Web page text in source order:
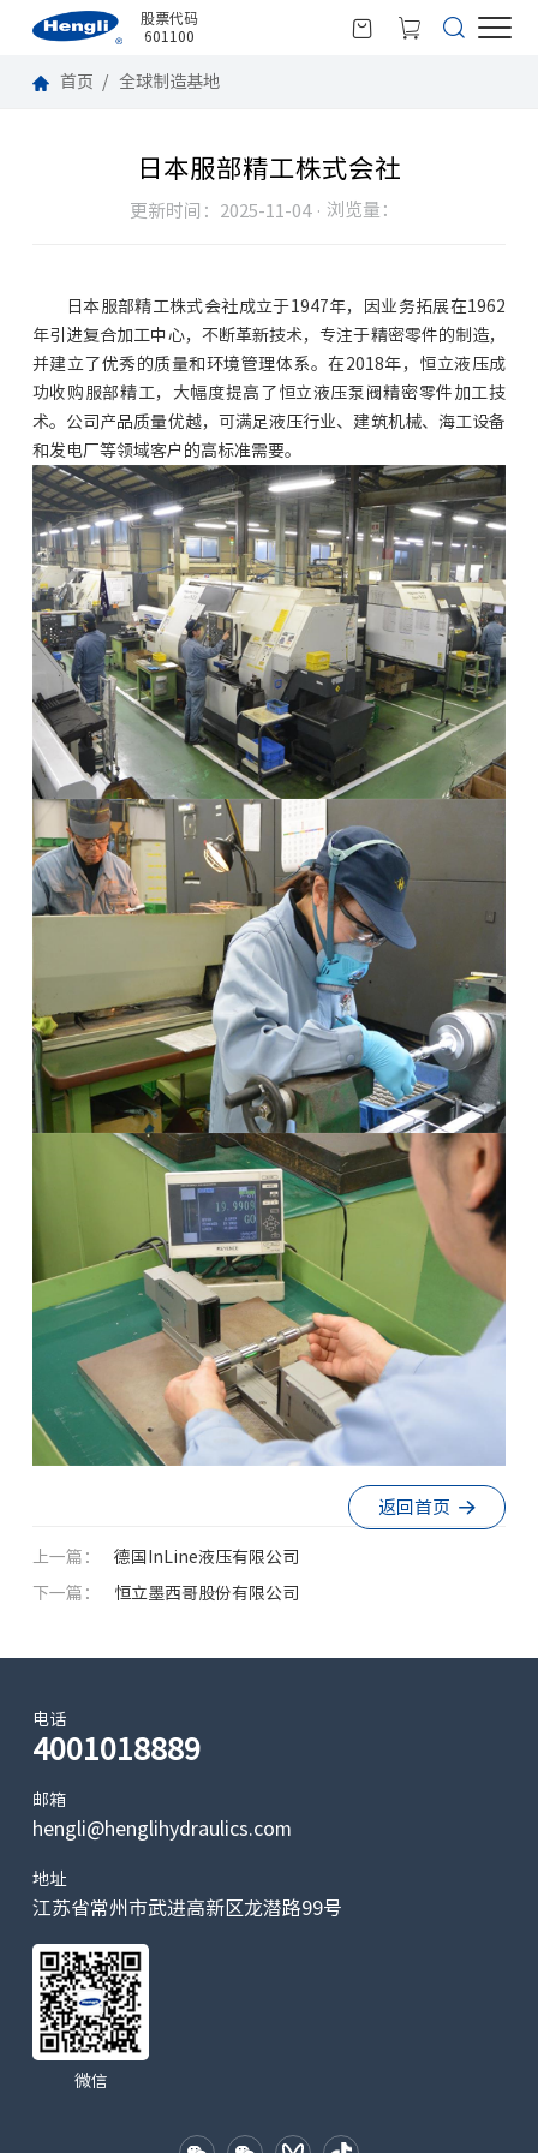
股票代码
601100
首页 全球制造基地
日本服部精工株式会社
更新时间：2025-11-04 · 浏览量：
日本服部精工株式会社成立于1947年，因业务拓展在1962
年引进复合加工中心，不断革新技术，专注于精密零件的制造，
并建立了优秀的质量和环境管理体系。在2018年，恒立液压成
功收购服部精工，大幅度提高了恒立液压泵阀精密零件加工技
术。公司产品质量优越，可满足液压行业、建筑机械、海工设备
和发电厂等领域客户的高标准需要。
返回首页
上一篇： 德国InLine液压有限公司
下一篇： 恒立墨西哥股份有限公司
电话
4001018889
邮箱
hengli@henglihydraulics.com
地址
江苏省常州市武进高新区龙潜路99号
微信